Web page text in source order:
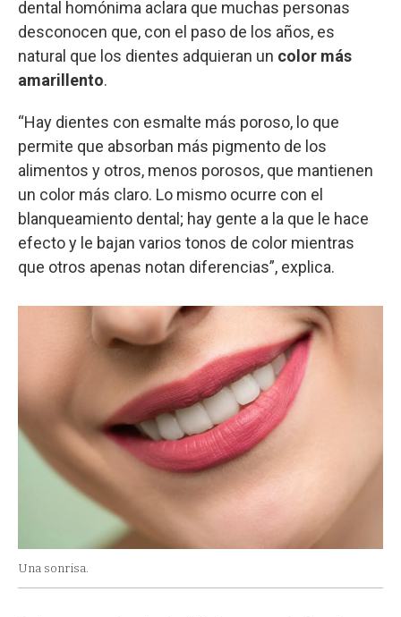
dental homónima aclara que muchas personas
desconocen que, con el paso de los años, es
natural que los dientes adquieran un color más
amarillento.
“Hay dientes con esmalte más poroso, lo que
permite que absorban más pigmento de los
alimentos y otros, menos porosos, que mantienen
un color más claro. Lo mismo ocurre con el
blanqueamiento dental; hay gente a la que le hace
efecto y le bajan varios tonos de color mientras
que otros apenas notan diferencias”, explica.
Una sonrisa.